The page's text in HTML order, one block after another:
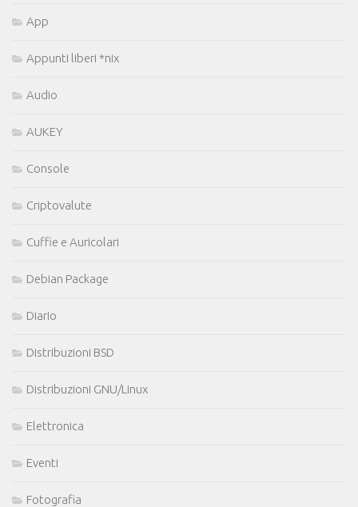
App
Appunti liberi *nix
Audio
AUKEY
Console
Criptovalute
Cuffie e Auricolari
Debian Package
Diario
Distribuzioni BSD
Distribuzioni GNU/Linux
Elettronica
Eventi
Fotografia